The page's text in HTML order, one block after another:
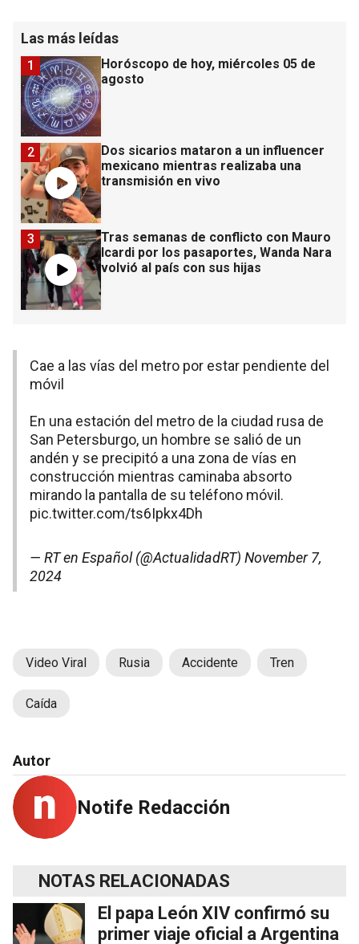
Las más leídas
Horóscopo de hoy, miércoles 05 de
agosto
1
Dos sicarios mataron a un influencer
mexicano mientras realizaba una
transmisión en vivo
2
Tras semanas de conflicto con Mauro
Icardi por los pasaportes, Wanda Nara
volvió al país con sus hijas
3
Cae a las vías del metro por estar pendiente del
móvil
En una estación del metro de la ciudad rusa de
San Petersburgo, un hombre se salió de un
andén y se precipitó a una zona de vías en
construcción mientras caminaba absorto
mirando la pantalla de su teléfono móvil.
pic.twitter.com/ts6Ipkx4Dh
— RT en Español (@ActualidadRT) November 7,
2024
Video Viral Rusia Accidente Tren
Caída
Autor
Notife Redacción
NOTAS RELACIONADAS
El papa León XIV confirmó su
primer viaje oficial a Argentina